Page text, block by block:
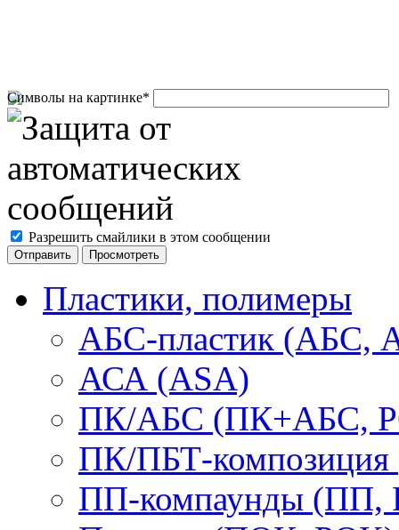
Символы на картинке*
Разрешить смайлики в этом сообщении
Пластики, полимеры
АБС-пластик (АБС,
АСА (ASA)
ПК/АБС (ПК+АБС,
ПК/ПБТ-композиция
ПП-компаунды (ПП,